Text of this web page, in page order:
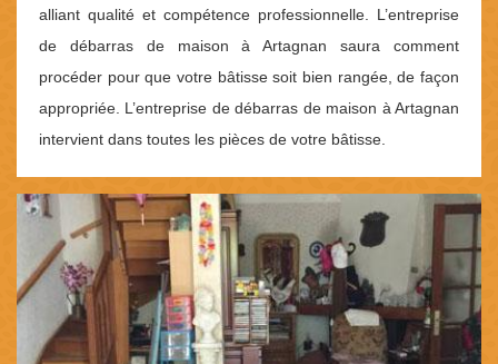
alliant qualité et compétence professionnelle. L’entreprise
de débarras de maison à Artagnan saura comment
procéder pour que votre bâtisse soit bien rangée, de façon
appropriée. L’entreprise de débarras de maison à Artagnan
intervient dans toutes les pièces de votre bâtisse.